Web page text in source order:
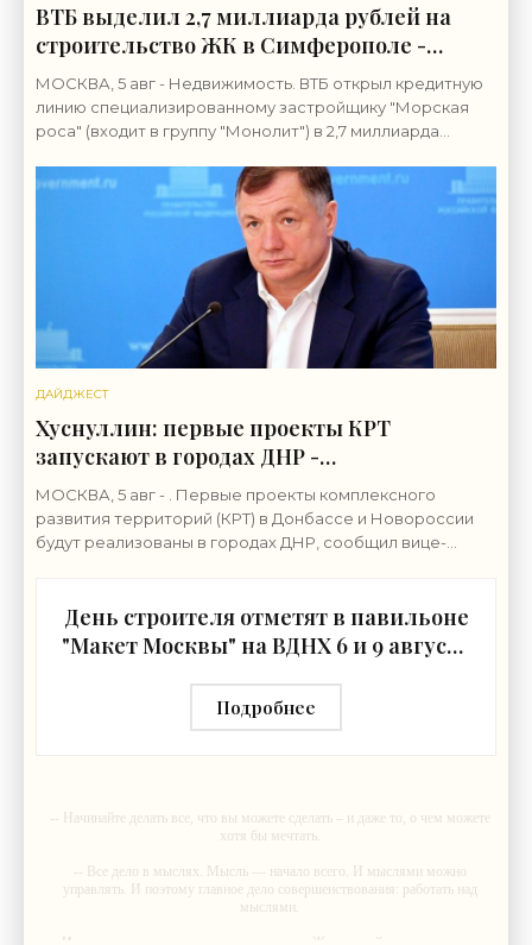
ВТБ выделил 2,7 миллиарда рублей на
строительство ЖК в Симферополе -
«Строительство»
МОСКВА, 5 авг - Недвижимость. ВТБ открыл кредитную
линию специализированному застройщику "Морская
роса" (входит в группу "Монолит") в 2,7 миллиарда
ДАЙДЖЕСТ
Хуснуллин: первые проекты КРТ
запускают в городах ДНР -
«Строительство»
МОСКВА, 5 авг - . Первые проекты комплексного
развития территорий (КРТ) в Донбассе и Новороссии
будут реализованы в городах ДНР, сообщил вице-
День строителя отметят в павильоне
"Макет Москвы" на ВДНХ 6 и 9 августа
Подробнее
-- Начинайте делать все, что вы можете сделать – и даже то, о чем можете
хотя бы мечтать.
-- Все дело в мыслях. Мысль — начало всего. И мыслями можно
управлять. И поэтому главное дело совершенствования: работать над
мыслями.